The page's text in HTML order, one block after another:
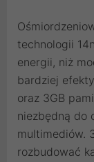
technologii
energii, niż
bardziej
oraz 3GB
niezbędną do
multimediów.
rozbudować